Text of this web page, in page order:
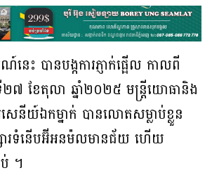
េះ បានបង្កការភ្ញាក់ផ្អើល កាលពី
៧ ខែតុលា ឆ្នាំ២០២៥ មន្ត្រីយោធានិង
រសេនីយ៍ឯកម្នាក់ បានលោតសម្លាប់ខ្លួន
ារទំនើបអ៊ីអនម៉លមានជ័យ ហើយ
។